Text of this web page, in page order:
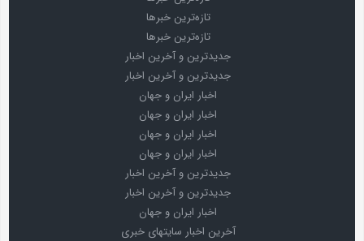
تازه‌ترین خبرها
تازه‌ترین خبرها
جدیدترین و آخرین اخبار
جدیدترین و آخرین اخبار
اخبار ایران و جهان
اخبار ایران و جهان
اخبار ایران و جهان
اخبار ایران و جهان
جدیدترین و آخرین اخبار
جدیدترین و آخرین اخبار
اخبار ایران و جهان
آخرین اخبار سایتهای خبری